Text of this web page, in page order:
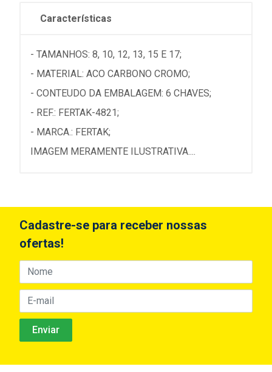
Características
- TAMANHOS: 8, 10, 12, 13, 15 E 17;
- MATERIAL: ACO CARBONO CROMO;
- CONTEUDO DA EMBALAGEM: 6 CHAVES;
- REF.: FERTAK-4821;
- MARCA.: FERTAK;
IMAGEM MERAMENTE ILUSTRATIVA....
Cadastre-se para receber nossas
ofertas!